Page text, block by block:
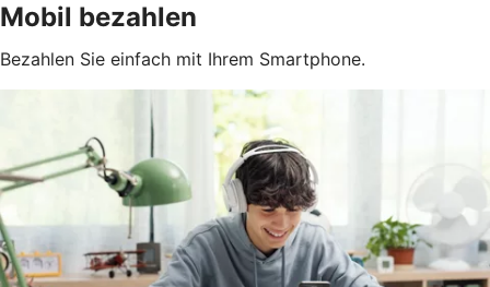
Mobil bezahlen
Bezahlen Sie einfach mit Ihrem Smartphone.